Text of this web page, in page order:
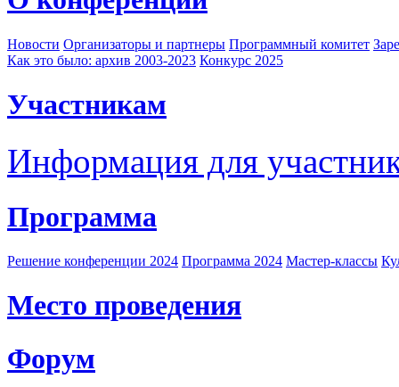
Новости Организаторы и партнеры Программный комитет
Как это было: архив 2003-2023 Конкурс 2025
Участникам
Информация для
Программа
Решение конференции 2024 Программа 2024 Мастер-классы
Место проведения
Форум